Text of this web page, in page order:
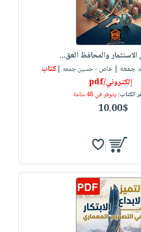
والمحافظ العق...
جمعه | خاص - حسين جمعه |كتاب
إلكتروني/pdf
الكتاب:يتوفر في 48 ساعة
10.00$